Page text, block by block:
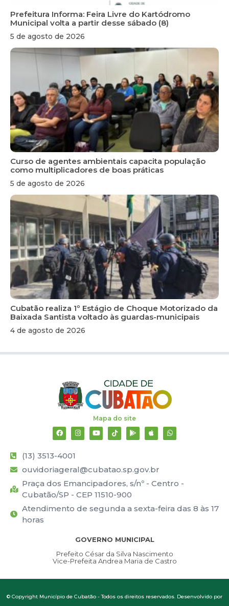
Prefeitura Informa: Feira Livre do Kartódromo
Municipal volta a partir desse sábado (8)
5 de agosto de 2026
Curso de agentes ambientais capacita população
como multiplicadores de boas práticas
5 de agosto de 2026
Cubatão realiza 1º Estágio de Choque Motorizado da
Baixada Santista voltado às guardas-municipais
4 de agosto de 2026
Mapa do site
(13) 3513-4001
ouvidoriageral@cubatao.sp.gov.br
Praça dos Emancipadores, s/nº - Centro -
Cubatão/SP - CEP 11510-900
Atendimento de segunda a sexta-feira das 8 às 17
horas
GOVERNO MUNICIPAL
Prefeito César da Silva Nascimento
Vice-Prefeita Andrea Maria de Castro
© Copyright Município de Cubatão - Todos os direitos reservados. Desenvolvido por